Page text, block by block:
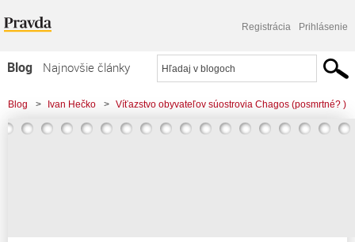
Registrácia Prihlásenie
Blog
Najnovšie články
Najčítanejšie články
Najkomentovanejšie články
Blog > Ivan Hečko > Víťazstvo obyvateľov súostrovia Chagos (posmrtné? )